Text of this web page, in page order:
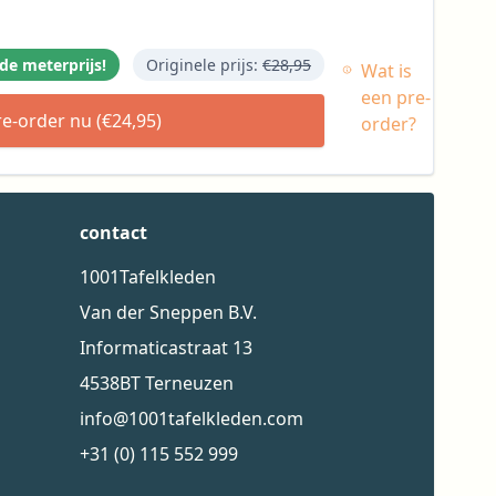
meterprijs! Originele prijs: €28,95
order nu (€24,95)
Wat is
een pre-
order?
contact
1001Tafelkleden
Van der Sneppen B.V.
Informaticastraat 13
4538BT Terneuzen
info@1001tafelkleden.com
+31 (0) 115 552 999